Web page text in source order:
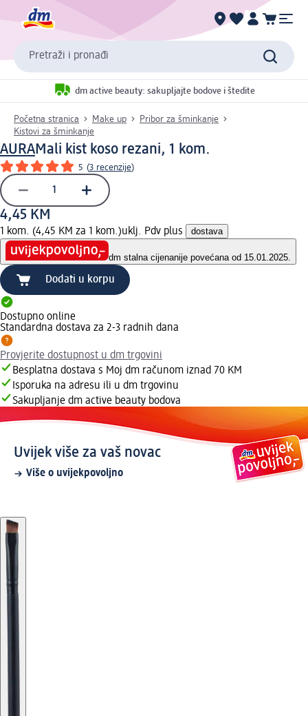
Pretraži i pronađi
dm active beauty: sakupljajte bodove i štedite
Početna stranica Make up
Pribor za šminkanje
Kistovi za šminkanje
AURAMali kist koso rezani, 1 kom.
5 (3 recenzije)
4,45 KM
1 kom. (4,45 KM za 1 kom.)uklj. Pdv plus dostava
dm stalna cijenanije povećana od 15.01.2025.
Dodati u korpu
Dostupno online
Standardna dostava za 2-3 radnih dana
Provjerite dostupnost u dm trgovini
Besplatna dostava s Moj dm računom iznad 70 KM
Isporuka na adresu ili u dm trgovinu
Sakupljanje dm active beauty bodova
Uvijek više za vaš novac
Više o uvijekpovoljno